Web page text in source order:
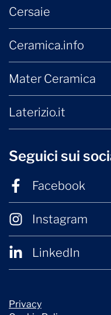
Cersaie
Ceramica.info
Mater Ceramica
Laterizio.it
Seguici sui
Facebook
Instagram
LinkedIn
Privacy